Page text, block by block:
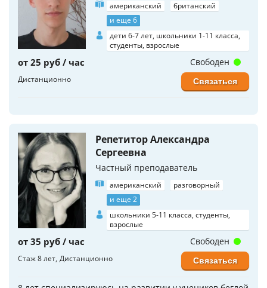
американский
британский
и еще 6
дети 6-7 лет, школьники 1-11 класса,
студенты, взрослые
от 25 руб / час
Дистанционно
Свободен
Связаться
Репетитор Александра
Сергеевна
Частный преподаватель
американский
разговорный
и еще 2
школьники 5-11 класса, студенты,
взрослые
от 35 руб / час
Стаж 8 лет Дистанционно
Свободен
Связаться